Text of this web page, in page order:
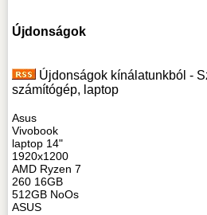
Újdonságok
Újdonságok kínálatunkból -
számítógép, laptop
Asus
Vivobook
laptop 14"
1920x1200
AMD Ryzen 7
260 16GB
512GB NoOs
ASUS